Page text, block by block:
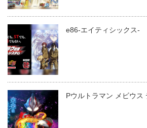
e86-エイティシックス-
Pウルトラマン メビウス